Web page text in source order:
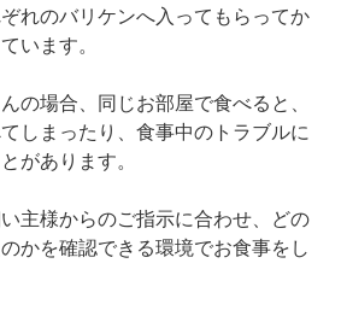
れのバリケンへ入ってもらってか
います。
の場合、同じお部屋で食べると、
しまったり、食事中のトラブルに
があります。
主様からのご指示に合わせ、どの
かを確認できる環境でお食事をし